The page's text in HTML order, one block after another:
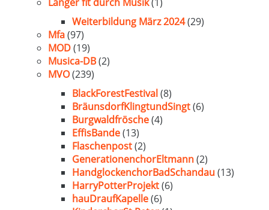
Weiterbildung März 2024(29)
Mfa(97)
MOD(19)
Musica-DB(2)
MVO(239)
BlackForestFestival(8)
BräunsdorfKlingtundSingt(6)
Burgwaldfrösche(4)
EffisBande(13)
Flaschenpost(2)
GenerationenchorEltmann(2)
HandglockenchorBadSchandau(13)
HarryPotterProjekt(6)
hauDraufKapelle(6)